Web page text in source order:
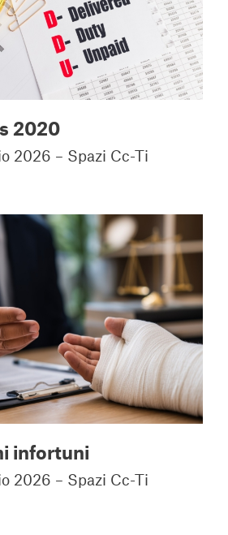
2020
2026 – Spazi Cc-Ti
infortuni
2026 – Spazi Cc-Ti